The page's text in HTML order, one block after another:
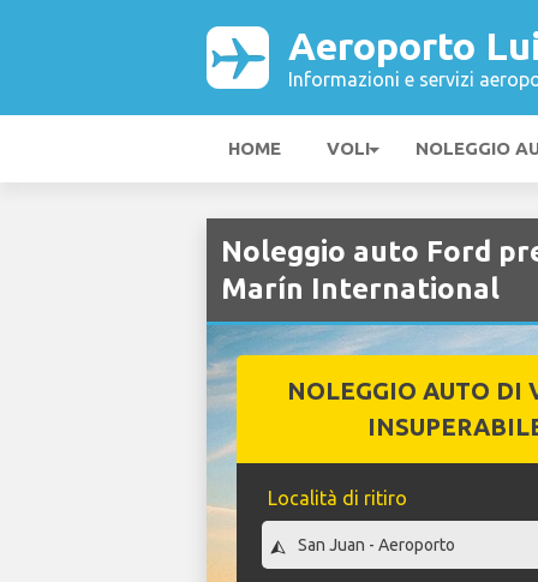
Aeroporto
Informazioni e servizi
HOME VOLI NOLEGGIO
Noleggio auto Ford
Marín International
NOLEGGIO AUTO DI
Località di ritiro